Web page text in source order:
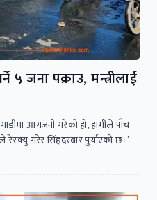
५ जना पक्राउ, मन्त्रीलाई
आगजनी गरेको हो, हामीले पाँच
रेस्क्यु गरेर सिंहदरबार पुर्याएको छ।’